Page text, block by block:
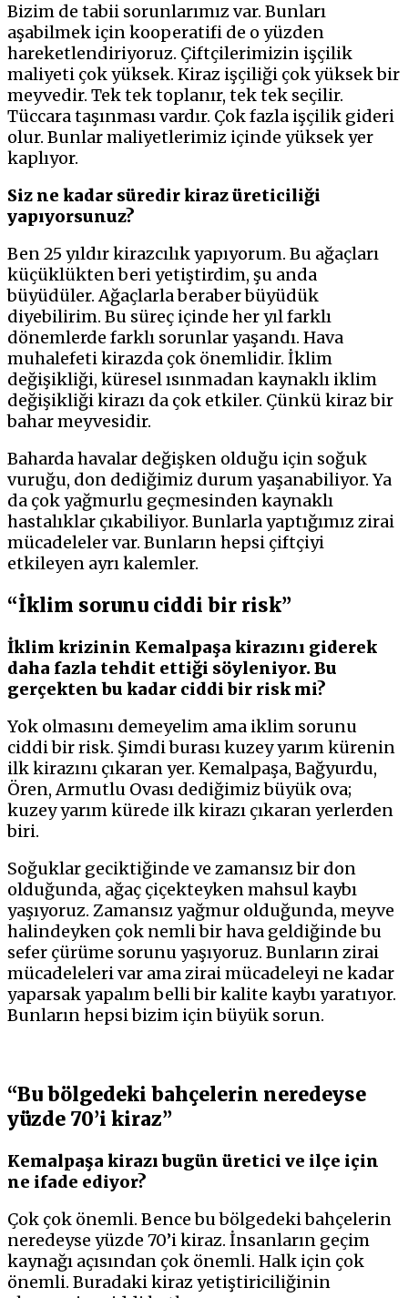
Bizim de tabii sorunlarımız var. Bunları
aşabilmek için kooperatifi de o yüzden
hareketlendiriyoruz. Çiftçilerimizin işçilik
maliyeti çok yüksek. Kiraz işçiliği çok yüksek bir
meyvedir. Tek tek toplanır, tek tek seçilir.
Tüccara taşınması vardır. Çok fazla işçilik gideri
olur. Bunlar maliyetlerimiz içinde yüksek yer
kaplıyor.
Siz ne kadar süredir kiraz üreticiliği
yapıyorsunuz?
Ben 25 yıldır kirazcılık yapıyorum. Bu ağaçları
küçüklükten beri yetiştirdim, şu anda
büyüdüler. Ağaçlarla beraber büyüdük
diyebilirim. Bu süreç içinde her yıl farklı
dönemlerde farklı sorunlar yaşandı. Hava
muhalefeti kirazda çok önemlidir. İklim
değişikliği, küresel ısınmadan kaynaklı iklim
değişikliği kirazı da çok etkiler. Çünkü kiraz bir
bahar meyvesidir.
Baharda havalar değişken olduğu için soğuk
vuruğu, don dediğimiz durum yaşanabiliyor. Ya
da çok yağmurlu geçmesinden kaynaklı
hastalıklar çıkabiliyor. Bunlarla yaptığımız zirai
mücadeleler var. Bunların hepsi çiftçiyi
etkileyen ayrı kalemler.
“İklim sorunu ciddi bir risk”
İklim krizinin Kemalpaşa kirazını giderek
daha fazla tehdit ettiği söyleniyor. Bu
gerçekten bu kadar ciddi bir risk mi?
Yok olmasını demeyelim ama iklim sorunu
ciddi bir risk. Şimdi burası kuzey yarım kürenin
ilk kirazını çıkaran yer. Kemalpaşa, Bağyurdu,
Ören, Armutlu Ovası dediğimiz büyük ova;
kuzey yarım kürede ilk kirazı çıkaran yerlerden
biri.
Soğuklar geciktiğinde ve zamansız bir don
olduğunda, ağaç çiçekteyken mahsul kaybı
yaşıyoruz. Zamansız yağmur olduğunda, meyve
halindeyken çok nemli bir hava geldiğinde bu
sefer çürüme sorunu yaşıyoruz. Bunların zirai
mücadeleleri var ama zirai mücadeleyi ne kadar
yaparsak yapalım belli bir kalite kaybı yaratıyor.
Bunların hepsi bizim için büyük sorun.
“Bu bölgedeki bahçelerin neredeyse
yüzde 70’i kiraz”
Kemalpaşa kirazı bugün üretici ve ilçe için
ne ifade ediyor?
Çok çok önemli. Bence bu bölgedeki bahçelerin
neredeyse yüzde 70’i kiraz. İnsanların geçim
kaynağı açısından çok önemli. Halk için çok
önemli. Buradaki kiraz yetiştiriciliğinin